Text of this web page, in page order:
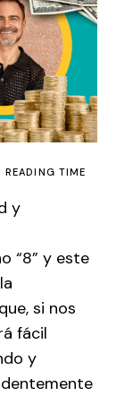
READING TIME
y
“8” y este
si nos
fácil
y